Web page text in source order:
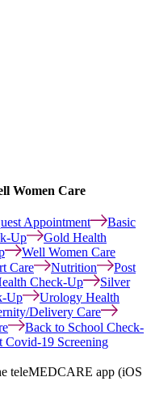
Women Care
Appointment
Basic
Up
Gold Health
Well Women Care
Care Nutrition
Post
Check-Up
Silver
Up
Urology Health
Delivery Care
Back to School Check-
Covid-19 Screening
teleMEDCARE app (iOS